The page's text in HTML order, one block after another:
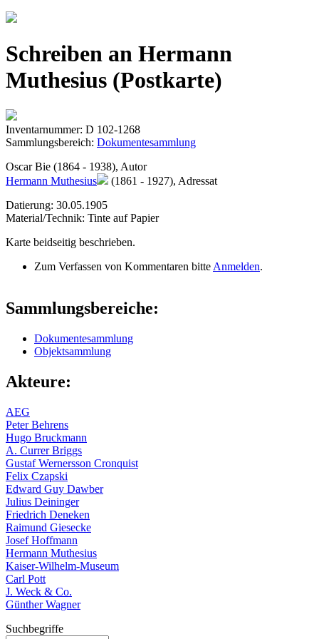
Jump to navigation
Schreiben an Hermann
Muthesius (Postkarte)
Inventarnummer: D 102-1268
Sammlungsbereich: Dokumentesammlung
Oscar Bie (1864 - 1938), Autor
Hermann Muthesius
(1861 - 1927), Adressat
Datierung: 30.05.1905
Material/Technik: Tinte auf Papier
Karte beidseitig beschrieben.
Zum Verfassen von Kommentaren bitte Anmelden.
Sammlungsbereiche:
Dokumentesammlung
Objektsammlung
Akteure:
AEG
Peter Behrens
Hugo Bruckmann
A. Currer Briggs
Gustaf Wernersson Cronquist
Felix Czapski
Edward Guy Dawber
Julius Deininger
Friedrich Deneken
Raimund Giesecke
Josef Hoffmann
Hermann Muthesius
Kaiser-Wilhelm-Museum
Carl Pott
J. Weck & Co.
Günther Wagner
Suchbegriffe